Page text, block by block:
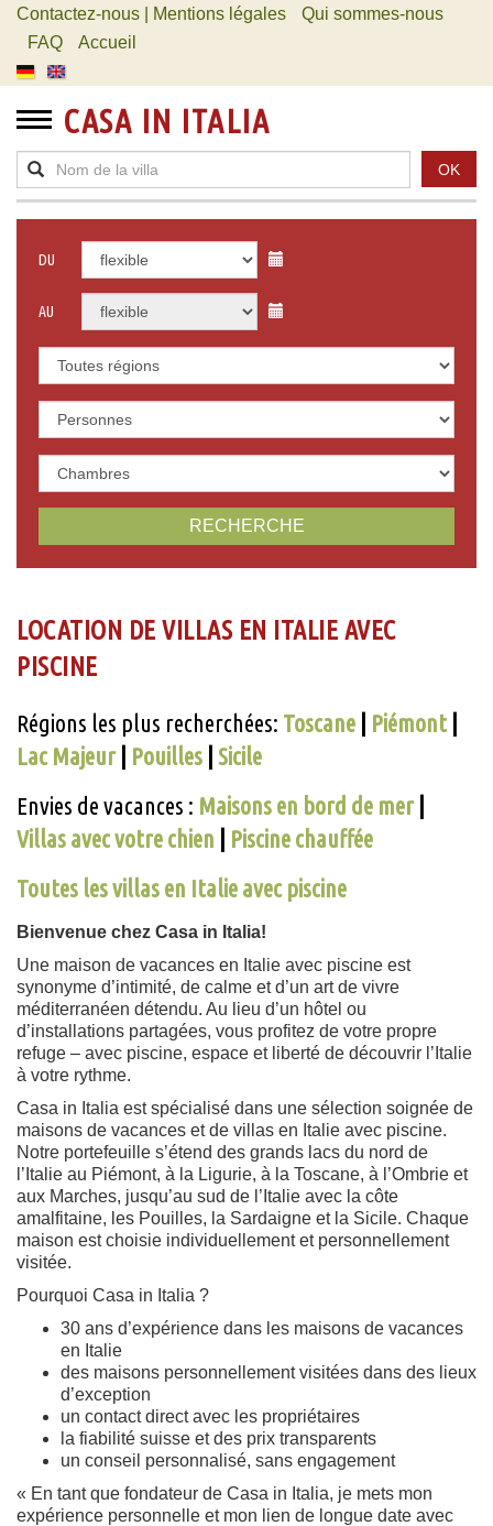
Contactez-nous | Mentions légales
Qui sommes-nous
FAQ
Accueil
CASA IN ITALIA
OK
DU
AU
RECHERCHE
LOCATION DE VILLAS EN ITALIE AVEC
PISCINE
Régions les plus recherchées: Toscane Piémont|
Lac Majeur| Pouilles Sicile
Envies de vacances : Maisons en bord de mer|
Villas avec votre chien
Piscine chauffée
Toutes les villas en Italie avec piscine
Bienvenue chez Casa in Italia!
Une maison de vacances en Italie avec piscine est
synonyme d’intimité, de calme et d’un art de vivre
méditerranéen détendu. Au lieu d’un hôtel ou
d’installations partagées, vous profitez de votre propre
refuge – avec piscine, espace et liberté de découvrir l’Italie
à votre rythme.
Casa in Italia est spécialisé dans une sélection soignée de
maisons de vacances et de villas en Italie avec piscine.
Notre portefeuille s’étend des grands lacs du nord de
l’Italie au Piémont, à la Ligurie, à la Toscane, à l’Ombrie et
aux Marches, jusqu’au sud de l’Italie avec la côte
amalfitaine, les Pouilles, la Sardaigne et la Sicile. Chaque
maison est choisie individuellement et personnellement
visitée.
Pourquoi Casa in Italia ?
30 ans d’expérience dans les maisons de vacances
en Italie
des maisons personnellement visitées dans des lieux
d’exception
un contact direct avec les propriétaires
la fiabilité suisse et des prix transparents
un conseil personnalisé, sans engagement
« En tant que fondateur de Casa in Italia, je mets mon
expérience personnelle et mon lien de longue date avec